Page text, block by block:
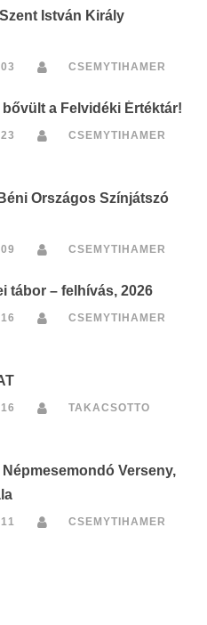
István Király
CSEMYTIHAMER
bővült a Felvidéki Értéktár!
CSEMYTIHAMER
Országos Színjátszó
CSEMYTIHAMER
tábor – felhívás, 2026
CSEMYTIHAMER
TAKACSOTTO
Verseny,
CSEMYTIHAMER